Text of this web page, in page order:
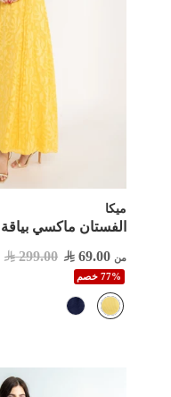
ميكا
الفستان ماكسي بياقة V وكم قصير
من 69.00
299.00
77% خصم